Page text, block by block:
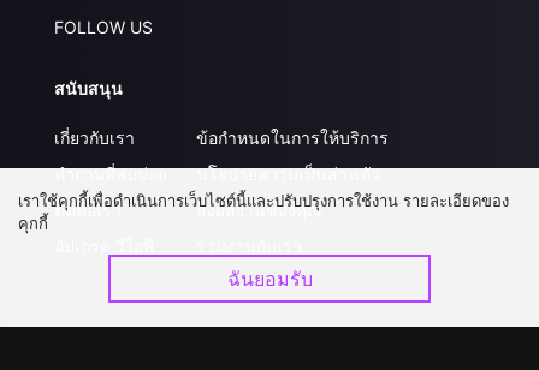
FOLLOW US
สนับสนุน
เกี่ยวกับเรา
คำถามที่พบบ่อย
ติดต่อเรา
ข้อกำหนดในการให้บริการ
นโยบายความเป็นส่วนตัว
ส่งผลงานของคุณ
เราใช้คุกกี้เพื่อดำเนินการเว็บไซต์นี้และปรับปรุงการใช้งาน รายละเอียดของ
คุกกี้
ฉันยอมรับ